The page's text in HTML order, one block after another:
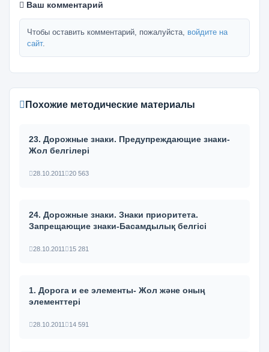
Ваш комментарий
Чтобы оставить комментарий, пожалуйста, войдите на
сайт.
Похожие методические материалы
23. Дорожные знаки. Предупреждающие знаки-
Жол белгілері
28.10.2011 20 563
24. Дорожные знаки. Знаки приоритета.
Запрещающие знаки-Басамдылық белгісі
28.10.2011 15 281
1. Дорога и ее элементы- Жол және оның
элементтері
28.10.2011 14 591